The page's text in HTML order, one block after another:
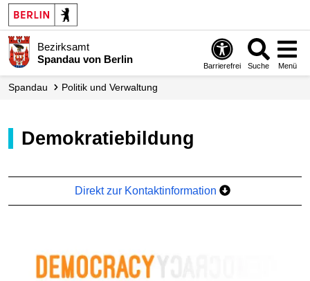
Bezirksamt
Spandau von Berlin
Barrierefrei Suche Menü
Spandau Politik und Verwaltung
Demokratiebildung
Direkt zur Kontaktinformation